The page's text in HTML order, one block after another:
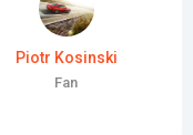
Piotr Kosinski
Fan